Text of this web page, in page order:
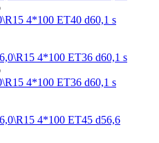
4*100 ET40 d60,1 s
4*100 ET36 d60,1 s